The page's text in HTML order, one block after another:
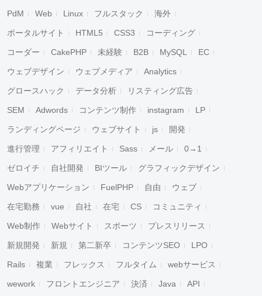
PdM Web Linux フルスタック 海外
ポータルサイト HTML5 CSS3 コーディング
コーダー CakePHP 未経験 B2B MySQL EC
ウェブデザイン ウェブメディア Analytics
グロースハック データ分析 リスティング広告
SEM Adwords コンテンツ制作 instagram LP
ランディングページ ウェブサイト js 開発
進行管理 アフィリエイト Sass メール 0→1
ゼロイチ 自社開発 BIツール グラフィックデザイン
Webアプリケーション FuelPHP 自由 ウェブ
在宅勤務 vue 自社 在宅 CS コミュニティ
Web制作 Webサイト スポーツ プレスリリース
新規開発 新規 第二新卒 コンテンツSEO LPO
Rails 複業 フレックス フルタイム webサービス
wework フロントエンジニア 決済 Java API